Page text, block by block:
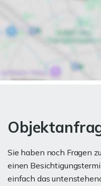
Sie haben noch Fragen
einen
einfach das